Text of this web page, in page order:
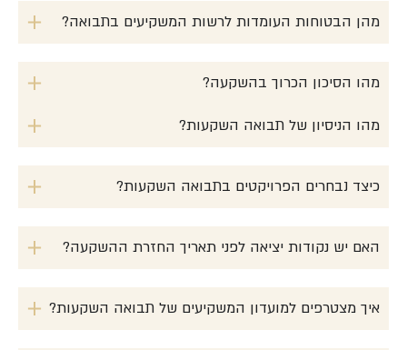
מהן הבטוחות העומדות לרשות המשקיעים בתבואה?
מהו הסיכון הכרוך בהשקעה?
מהו הניסיון של תבואה השקעות?
כיצד נבחרים הפרויקטים בתבואה השקעות?
האם יש נקודות יציאה לפני תאריך החזרת ההשקעה?
איך מצטרפים למועדון המשקיעים של תבואה השקעות?